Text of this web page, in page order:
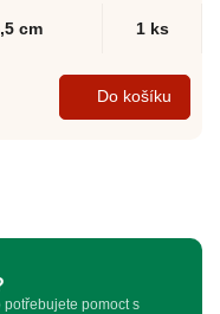
cm 1 ks
Do košíku
potřebujete pomoct s